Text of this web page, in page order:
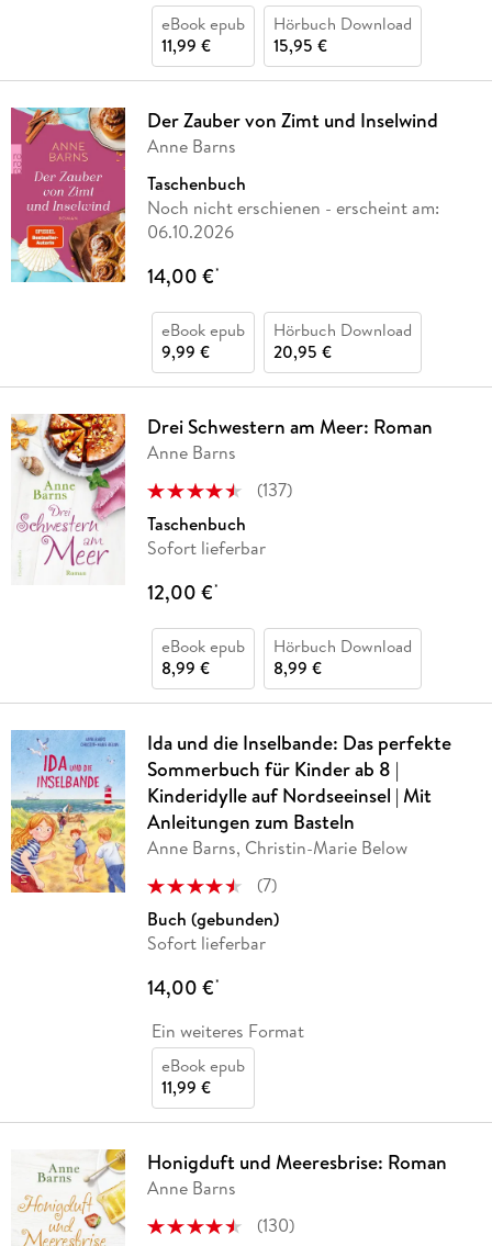
eBook epub
11,99 €
Hörbuch Download
15,95 €
Der Zauber von Zimt und Inselwind
Anne Barns
Taschenbuch
Noch nicht erschienen - erscheint am:
06.10.2026
14,00 €*
eBook epub
9,99 €
Hörbuch Download
20,95 €
Drei Schwestern am Meer: Roman
Anne Barns
(137)
Taschenbuch
Sofort lieferbar
12,00 €*
eBook epub
8,99 €
Hörbuch Download
8,99 €
Ida und die Inselbande: Das perfekte
Sommerbuch für Kinder ab 8 |
Kinderidylle auf Nordseeinsel | Mit
Anleitungen zum Basteln
Anne Barns, Christin-Marie Below
(7)
Buch (gebunden)
Sofort lieferbar
14,00 €*
Ein weiteres Format
eBook epub
11,99 €
Honigduft und Meeresbrise: Roman
Anne Barns
(130)